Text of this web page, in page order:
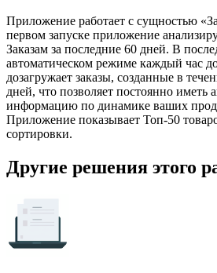
Приложение работает с сущностью
первом запуске приложение
Заказам за последние 60 дней. В
автоматическом режиме каждый час
дозагружает заказы, созданные в
дней, что позволяет постоянно иметь
информацию по динамике ваших
Приложение показывает Топ-50
сортировки.
Другие решения этого